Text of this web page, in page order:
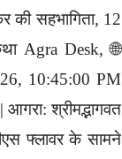
सहभागिता, 12
Agra Desk, 🌐
10:45:00 PM
श्रीमद्भागवत
फ्लावर के सामने